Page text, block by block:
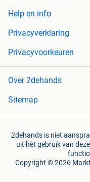
Help en info
Privacyverklaring
Privacyvoorkeuren
Over 2dehands
Sitemap
2dehands is niet
uit het gebruik van
Copyright © 2026